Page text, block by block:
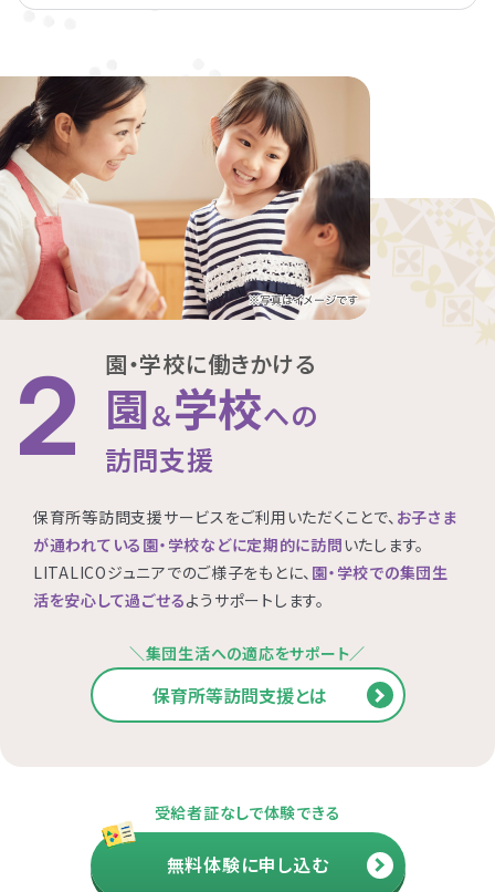
2 園・学校に働きかける
園＆学校への
訪問支援
保育所等訪問支援サービスをご利用いただくことで、 お子さま
が通われている園・学校などに定期的に訪問いたします。
LITALICOジュニアでのご様子をもとに、 園・学校での集団生
活を安心して過ごせるようサポートします。
＼集団生活への適応をサポート／
保育所等訪問支援とは
受給者証なしで体験できる
無料体験に申し込む